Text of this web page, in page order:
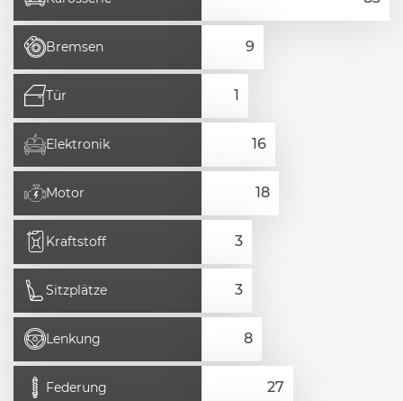
Bremsen
Tür
Elektronik
Motor
Kraftstoff
Sitzplätze
Lenkung
Federung